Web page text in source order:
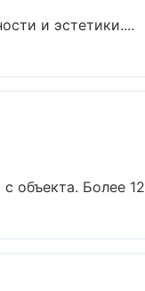
и эстетики....
объекта. Более